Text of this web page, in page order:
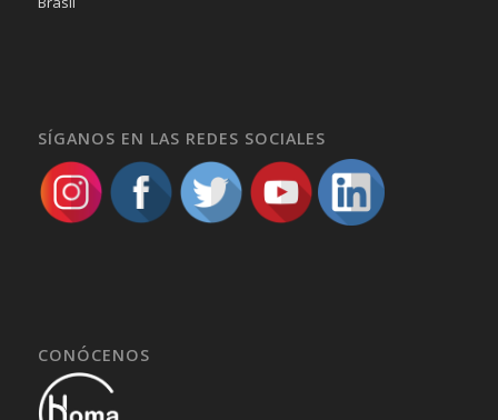
SÍGANOS EN LAS REDES SOCIALES
CONÓCENOS